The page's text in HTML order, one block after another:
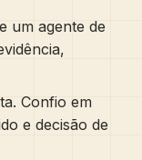
um agente de
Confio em
e decisão de